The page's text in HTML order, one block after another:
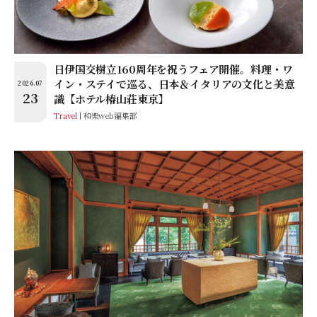
2026.07
23
日伊国交樹立160周年を祝うフェア開催。料理・ワ
イン・ステイで巡る、日本＆イタリアの文化と美意
識【ホテル椿山荘東京】
Travel 和樂web編集部